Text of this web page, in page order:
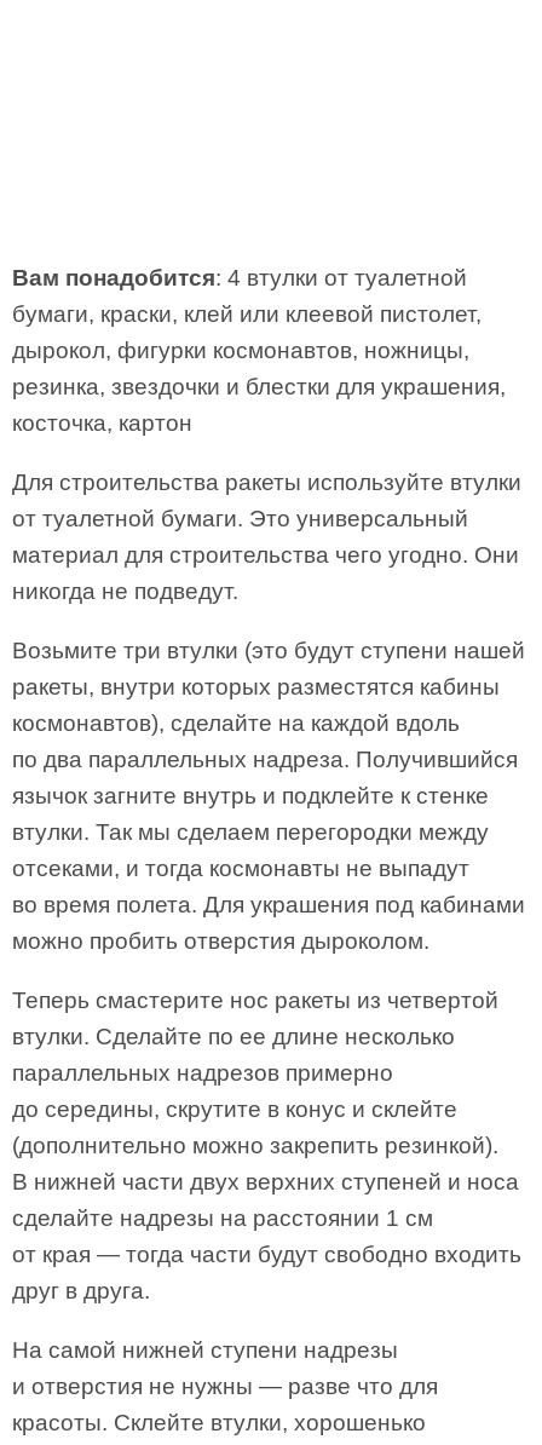
Вам понадобится: 4 втулки от туалетной
бумаги, краски, клей или клеевой пистолет,
дырокол, фигурки космонавтов, ножницы,
резинка, звездочки и блестки для украшения,
косточка, картон
Для строительства ракеты используйте втулки
от туалетной бумаги. Это универсальный
материал для строительства чего угодно. Они
никогда не подведут.
Возьмите три втулки (это будут ступени нашей
ракеты, внутри которых разместятся кабины
космонавтов), сделайте на каждой вдоль
по два параллельных надреза. Получившийся
язычок загните внутрь и подклейте к стенке
втулки. Так мы сделаем перегородки между
отсеками, и тогда космонавты не выпадут
во время полета. Для украшения под кабинами
можно пробить отверстия дыроколом.
Теперь смастерите нос ракеты из четвертой
втулки. Сделайте по ее длине несколько
параллельных надрезов примерно
до середины, скрутите в конус и склейте
(дополнительно можно закрепить резинкой).
В нижней части двух верхних ступеней и носа
сделайте надрезы на расстоянии 1 см
от края — тогда части будут свободно входить
друг в друга.
На самой нижней ступени надрезы
и отверстия не нужны — разве что для
красоты. Склейте втулки, хорошенько